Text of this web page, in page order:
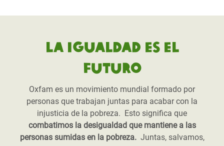
La igualdad es el
futuro
Oxfam es un movimiento mundial formado por
personas que trabajan juntas para acabar con la
injusticia de la pobreza. Esto significa que
combatimos la desigualdad que mantiene a las
personas sumidas en la pobreza.Juntas, salvamos,